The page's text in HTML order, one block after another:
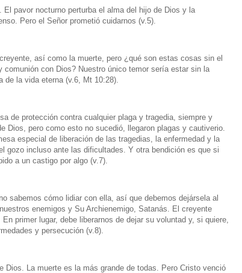
pavor nocturno perturba el alma del hijo de Dios y la
Pero el Señor prometió cuidarnos (v.5).
así como la muerte, pero ¿qué son estas cosas sin el
comunión con Dios? Nuestro único temor sería estar sin la
de la vida eterna (v.6, Mt 10:28).
de protección contra cualquier plaga y tragedia, siempre y
Dios, pero como esto no sucedió, llegaron plagas y cautiverio.
especial de liberación de las tragedias, la enfermedad y la
gozo incluso ante las dificultades. Y otra bendición es que si
a un castigo por algo (v.7).
sabemos cómo lidiar con ella, así que debemos dejársela al
enemigos y Su Archienemigo, Satanás. El creyente
primer lugar, debe liberarnos de dejar su voluntad y, si quiere,
y persecución (v.8).
Dios. La muerte es la más grande de todas. Pero Cristo venció